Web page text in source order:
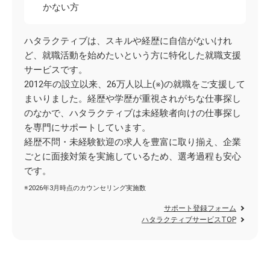
かない方
ハタラクティブは、スキルや経歴に自信がないけれ
ど、就職活動を始めたいという方に特化した就職支援
サービスです。
2012年の設立以来、26万人以上(※)の就職をご支援して
まいりました。経歴や学歴が重視されがちな仕事探し
のなかで、ハタラクティブは未経験者向けの仕事探し
を専門にサポートしています。
経歴不問・未経験歓迎の求人を豊富に取り揃え、企業
ごとに面接対策を実施しているため、選考過程も安心
です。
※2026年3月時点のカウンセリング実施数
サポート登録フォーム
ハタラクティブサービスTOP